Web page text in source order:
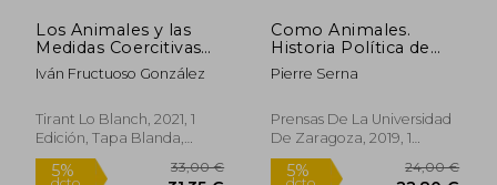
5%
dcto.
5%
dcto.
Los Animales y las
Medidas Coercitivas
de Carácter Procesal
(Animales y Derecho)
Iván Fructuoso González
Tirant Lo Blanch, 2021, 1
Edición, Tapa Blanda,
Nuevo
Como Animales.
Historia Política de
los Animales Durante
la Revolución
Sociales)
Pierre Serna
Prensas De La Universidad
De Zaragoza, 2019, 1
Edición, Tapa Blanda,
Nuevo